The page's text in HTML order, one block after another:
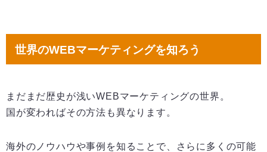
世界のWEBマーケティングを知ろう
まだまだ歴史が浅いWEBマーケティングの世界。
国が変わればその方法も異なります。
海外のノウハウや事例を知ることで、さらに多くの可能